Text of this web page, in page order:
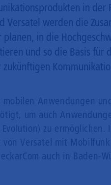
in der
Versatel werden die
in die
und so die Basis für
Anwendungen
um auch
Evolution) zu ermöglichen.
Versatel mit
auch in Baden-